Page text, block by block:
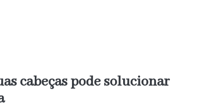
cabeças pode solucionar